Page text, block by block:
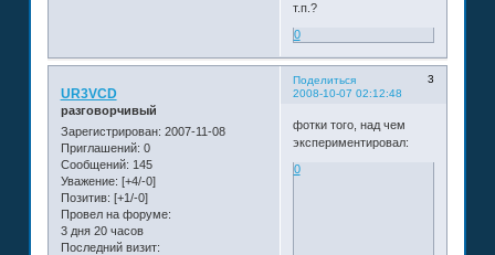
т.п.?
0
Поделиться
3
2008-10-07 02:12:48
UR3VCD
разговорчивый
Зарегистрирован: 2007-11-08
Приглашений: 0
Сообщений: 145
Уважение: [+4/-0]
Позитив: [+1/-0]
Провел на форуме:
3 дня 20 часов
Последний визит:
фотки того, над чем
экспериментировал:
0